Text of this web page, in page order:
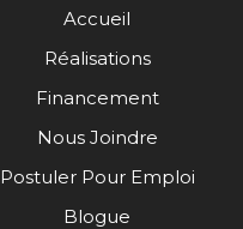
Accueil
Réalisations
Financement
Nous Joindre
Postuler Pour Emploi
Blogue